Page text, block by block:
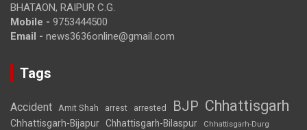
BHATAON, RAIPUR C.G.
Mobile - 9753444500
Email - news3636online@gmail.com
Tags
Accident Amit Shah arrest arrested BJP Chhattisgarh
Chhattisgarh-Bijapur Chhattisgarh-Bilaspur Chhattisgarh-Durg